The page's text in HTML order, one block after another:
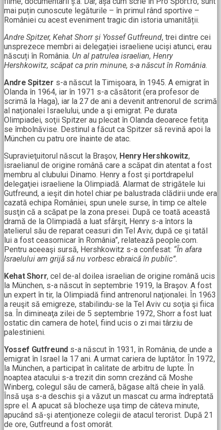
mai puțin cunoscute legăturile – în primul rând sportive –
României cu acest eveniment tragic din istoria umanității.
Andre Spitzer, Kehat Shorr și Yossef Gutfreund, trei dintre cei
unsprezece membri ai delegației israeliene uciși atunci, erau
născuți în România. Un al patrulea israelian, Henry
Hershkowitz, scăpat ca prin minune, s-a născut în România.
Andre Spitzer s-a născut la Timişoara, în 1945. A emigrat în
Olanda în 1964, iar în 1971 s-a căsătorit (era profesor de
scrimă la Haga), iar la 27 de ani a devenit antrenorul de scrimă
al naţionalei Israelului, unde a şi emigrat. Pe durata
Olimpiadei, soţii Spitzer au plecat în Olanda deoarece fetiţa
se îmbolnăvise. Destinul a făcut ca Spitzer să revină apoi la
München cu patru ore înainte de atac.
Supravieţuitorul născut la Braşov, Henry Hershkowitz,
israelianul de origine română care a scăpat din atentat a fost
membru al clubului Dinamo. Henry a fost şi portdrapelul
delegaţiei israeliene la Olimpiadă. Alarmat de strigătele lui
Gutfreund, a ieşit din hotel chiar pe balustrada clădirii unde era
cazată echipa României, spun unele surse, în timp ce altele
susţin că a scăpat pe la zona presei. După ce toată această
dramă de la Olimpiadă a luat sfârşit, Henry s-a întors la
atelierul său de reparat ceasuri din Tel Aviv, după ce şi tatăl
lui a fost ceasornicar în România”, relatează people.com.
Pentru aceeaşi sursă, Hershkowitz s-a confesat: “În afara
Israelului am grijă să nu vorbesc ebraică în public”.
Kehat Shorr, cel de-al doilea israelian de origine română ucis
la München, s-a născut în septembrie 1919, la Braşov. A fost
un expert în tir, la Olimpiadă fiind antrenorul naţionalei. În 1963
a reuşit să emigreze, stabilindu-se la Tel Aviv cu soţia şi fiica
sa. În dimineaţa zilei de 5 septembrie 1972, Shorr a fost luat
ostatic din camera de hotel, fiind ucis o zi mai târziu de
palestinieni.
Yossef Gutfreund s-a născut în 1931, în România, de unde a
emigrat în Israel la 17 ani. A urmat cariera de luptător. În 1972,
la München, a participat în calitate de arbitru de lupte. În
noaptea atacului s-a trezit din somn crezând că Moshe
Winberg, colegul său de cameră, băgase altă cheie în yală.
Însă uşa s-a deschis şi a văzut un mascat cu arma îndreptată
spre el. A apucat să blocheze uşa timp de câteva minute,
apucând să-şi atenţioneze colegii de atacul terorist. După 21
de ore, Gutfreund a fost omorât.